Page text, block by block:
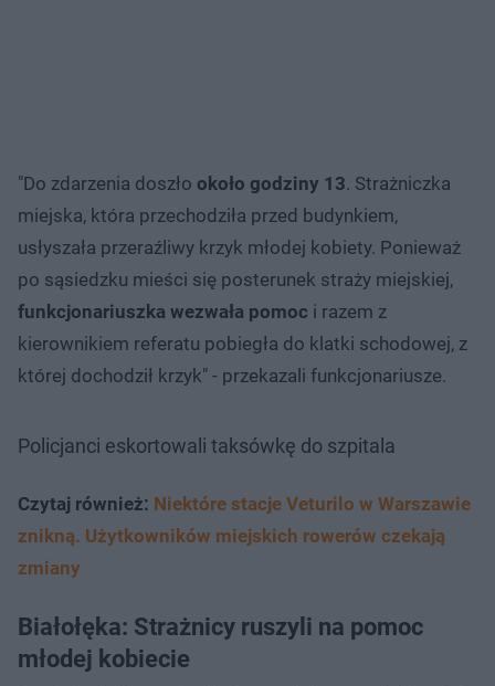
"Do zdarzenia doszło około godziny 13. Strażniczka
miejska, która przechodziła przed budynkiem,
usłyszała przeraźliwy krzyk młodej kobiety. Ponieważ
po sąsiedzku mieści się posterunek straży miejskiej,
funkcjonariuszka wezwała pomoc i razem z
kierownikiem referatu pobiegła do klatki schodowej, z
której dochodził krzyk" - przekazali funkcjonariusze.
Policjanci eskortowali taksówkę do szpitala
Czytaj również: Niektóre stacje Veturilo w Warszawie
znikną. Użytkowników miejskich rowerów czekają
zmiany
Białołęka: Strażnicy ruszyli na pomoc
młodej kobiecie